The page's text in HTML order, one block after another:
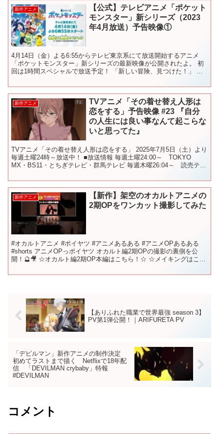
新作アニメ
【公式】テレビアニメ「ポケット
モンスター」新シリーズ（2023
年4月放送）予告映像①
4月14日（金）よる6:55からテレビ東京系にて放送開始するアニメ
「ポケットモンスター」新シリーズの最新映像が公開されたよ。 初
回は1時間スペシャルで放送予定！ 「新しい冒険、見つけた！」 主
新作アニメ
TVアニメ「その着せ替え人形は
恋をする」予告映像 #23 『自分
の人生には良い事なんて起こらな
いと思ってた』
TVアニメ「その着せ替え人形は恋をする」 2025年7月5日（土）より
毎週土曜24時～放送中！ ■放送情報 毎週土曜24:00～ TOKYO
MX・BS11・とちぎテレビ・群馬テレビ 毎週木曜26:04～ 読売テレ
新作アニメ
【新作】架空のオカルトアニメの
2期OPをワンカット撮影してみた
#オカルトアニメ #ポイヤツ #アニメあるある #アニメOPあるある
#shorts アニメOPっポイヤツ オカルト編2期OPの撮影の裏側を公
開！🔮🎥 ☆オカルト編2期OP本編はこちら！☆ ☆メイキングはこち
【ありふれた職業で世界最強 season 3】
PV第1弾公開！｜ARIFURETA PV
「デビルマン」新作アニメの制作決定
初めてラストまで描く Netflixで18年配
信 「DEVILMAN crybaby」特報
#DEVILMAN
コメント